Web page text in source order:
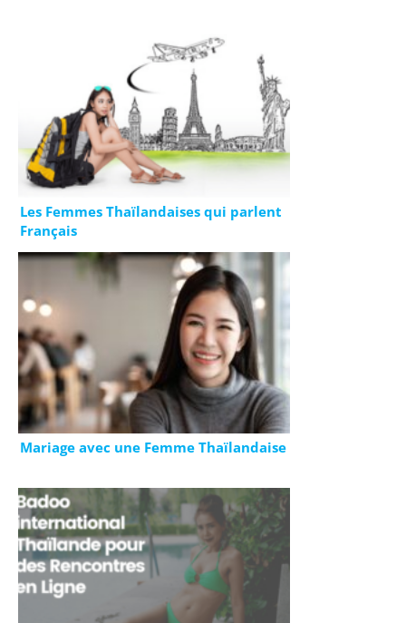
Les Femmes Thaïlandaises qui parlent
Français
Mariage avec une Femme Thaïlandaise